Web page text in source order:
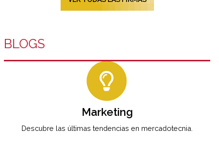
BLOGS
Marketing
Descubre las últimas tendencias en mercadotecnia.